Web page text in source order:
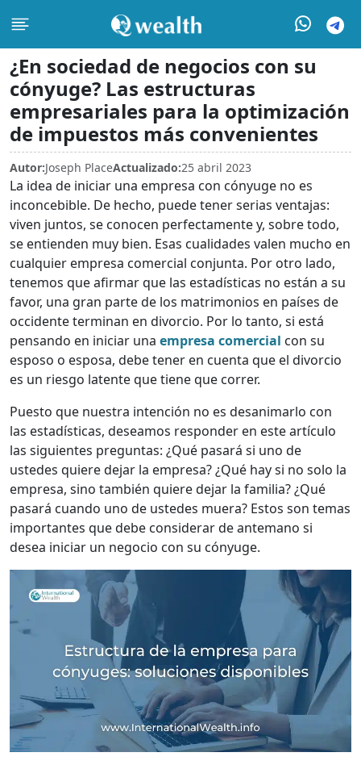
¿En sociedad de negocios con su
cónyuge? Las estructuras
empresariales para la optimización
de impuestos más convenientes
Autor:Joseph PlaceActualizado:25 abril 2023
La idea de iniciar una empresa con cónyuge no es
inconcebible. De hecho, puede tener serias ventajas:
viven juntos, se conocen perfectamente y, sobre todo,
se entienden muy bien. Esas cualidades valen mucho en
cualquier empresa comercial conjunta. Por otro lado,
tenemos que afirmar que las estadísticas no están a su
favor, una gran parte de los matrimonios en países de
occidente terminan en divorcio. Por lo tanto, si está
pensando en iniciar una empresa comercial con su
esposo o esposa, debe tener en cuenta que el divorcio
es un riesgo latente que tiene que correr.
Puesto que nuestra intención no es desanimarlo con
las estadísticas, deseamos responder en este artículo
las siguientes preguntas: ¿Qué pasará si uno de
ustedes quiere dejar la empresa? ¿Qué hay si no solo la
empresa, sino también quiere dejar la familia? ¿Qué
pasará cuando uno de ustedes muera? Estos son temas
importantes que debe considerar de antemano si
desea iniciar un negocio con su cónyuge.